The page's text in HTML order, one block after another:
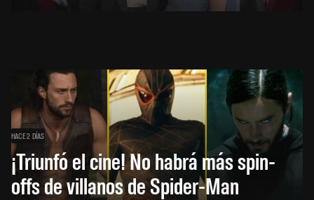
HACE 2 DÍAS
¡Triunfó el cine! No habrá más spin-
offs de villanos de Spider-Man